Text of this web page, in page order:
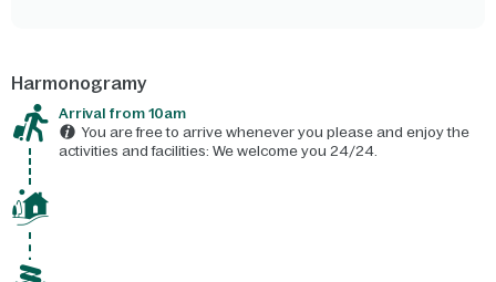
Harmonogramy
Arrival from 10am
You are free to arrive whenever you please and enjoy the
activities and facilities: We welcome you 24/24.